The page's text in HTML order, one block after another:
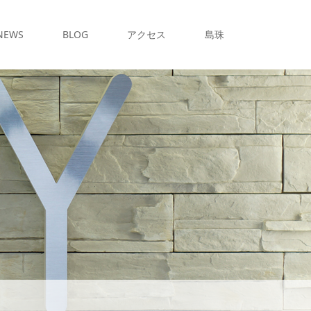
BLOG アクセス 島珠